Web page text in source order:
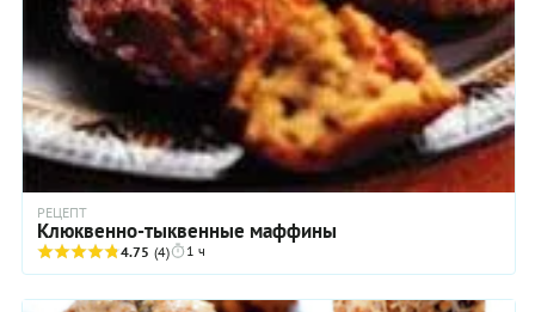
РЕЦЕПТ
Клюквенно-тыквенные маффины
4.75 (4) 1 ч